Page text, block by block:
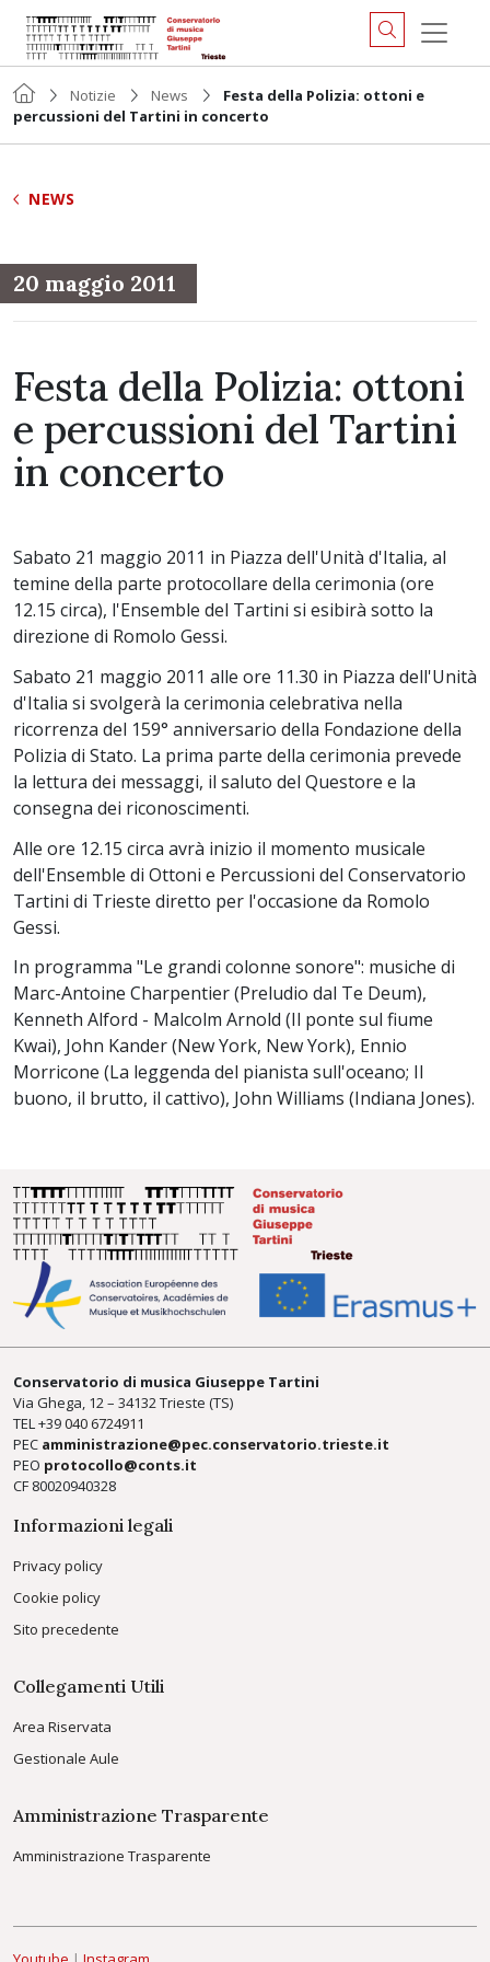
Notizie News
Festa della Polizia: ottoni e
percussioni del Tartini in concerto
NEWS
20 maggio 2011
Festa della Polizia: ottoni
e percussioni del Tartini
in concerto
Sabato 21 maggio 2011 in Piazza dell'Unità d'Italia, al
temine della parte protocollare della cerimonia (ore
12.15 circa), l'Ensemble del Tartini si esibirà sotto la
direzione di Romolo Gessi.
Sabato 21 maggio 2011 alle ore 11.30 in Piazza dell'Unità
d'Italia si svolgerà la cerimonia celebrativa nella
ricorrenza del 159° anniversario della Fondazione della
Polizia di Stato. La prima parte della cerimonia prevede
la lettura dei messaggi, il saluto del Questore e la
consegna dei riconoscimenti.
Alle ore 12.15 circa avrà inizio il momento musicale
dell'Ensemble di Ottoni e Percussioni del Conservatorio
Tartini di Trieste diretto per l'occasione da Romolo
Gessi.
In programma "Le grandi colonne sonore": musiche di
Marc-Antoine Charpentier (Preludio dal Te Deum),
Kenneth Alford - Malcolm Arnold (Il ponte sul fiume
Kwai), John Kander (New York, New York), Ennio
Morricone (La leggenda del pianista sull'oceano; Il
buono, il brutto, il cattivo), John Williams (Indiana Jones).
Conservatorio di musica Giuseppe Tartini
Via Ghega, 12 – 34132 Trieste (TS)
TEL +39040 6724911
PEC amministrazione@pec.conservatorio.trieste.it
PEO protocollo@conts.it
CF 80020940328
Informazioni legali
Privacy policy
Cookie policy
Sito precedente
Collegamenti Utili
Area Riservata
Gestionale Aule
Amministrazione Trasparente
Amministrazione Trasparente